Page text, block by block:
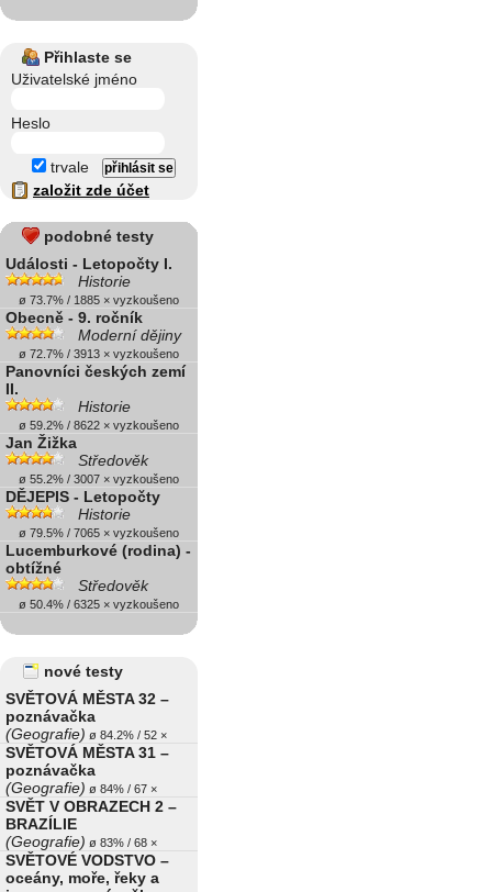
Přihlaste se
Uživatelské jméno
Heslo
trvale
založit zde účet
podobné testy
Události - Letopočty I.
Historie
ø 73.7% / 1885 × vyzkoušeno
Obecně - 9. ročník
Moderní dějiny
ø 72.7% / 3913 × vyzkoušeno
Panovníci českých zemí
II.
Historie
ø 59.2% / 8622 × vyzkoušeno
Jan Žižka
Středověk
ø 55.2% / 3007 × vyzkoušeno
DĚJEPIS - Letopočty
Historie
ø 79.5% / 7065 × vyzkoušeno
Lucemburkové (rodina) -
obtížné
Středověk
ø 50.4% / 6325 × vyzkoušeno
nové testy
SVĚTOVÁ MĚSTA 32 –
poznávačka
(Geografie) ø 84.2% / 52 ×
SVĚTOVÁ MĚSTA 31 –
poznávačka
(Geografie) ø 84% / 67 ×
SVĚT V OBRAZECH 2 –
BRAZÍLIE
(Geografie) ø 83% / 68 ×
SVĚTOVÉ VODSTVO –
oceány, moře, řeky a